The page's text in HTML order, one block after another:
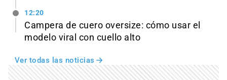
12:20
Campera de cuero oversize: cómo usar el
modelo viral con cuello alto
Ver todas las noticias